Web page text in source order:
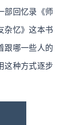
部回忆录《师
杂忆》这本书
跟哪一些人的
这种方式逐步